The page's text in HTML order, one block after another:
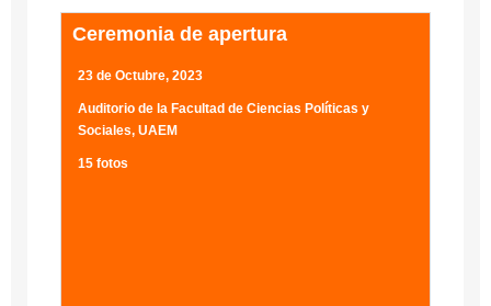
Ceremonia de apertura
23 de Octubre, 2023
Auditorio de la Facultad de Ciencias Políticas y
Sociales, UAEM
15 fotos